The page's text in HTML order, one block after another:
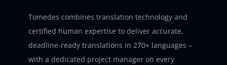
Tomedes combines translation technology and
certified human expertise to deliver accurate,
deadline-ready translations in 270+ languages –
with a dedicated project manager on every